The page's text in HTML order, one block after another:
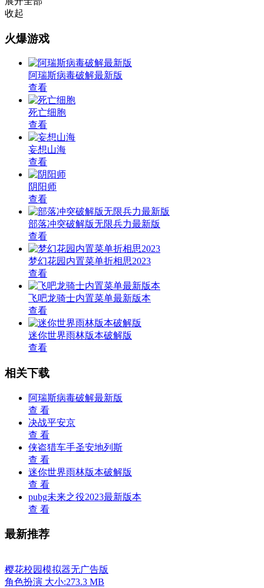
收起
火爆游戏
阿瑞斯病毒破解最新版
查看
死亡细胞
查看
妄想山海
查看
阴阳师
查看
部落冲突破解版无限兵力最新版
查看
梦幻花园内置菜单折相思2023
查看
飞吧龙骑士内置菜单最新版本
查看
迷你世界雨林版本破解版
查看
相关下载
阿瑞斯病毒破解最新版
查 看
决战平安京
查 看
侠盗猎车手圣安地列斯
查 看
迷你世界雨林版本破解版
查 看
pubg未来之役2023最新版本
查 看
最新推荐
樱花校园模拟器无广告版
角色扮演 大小:273.3 MB